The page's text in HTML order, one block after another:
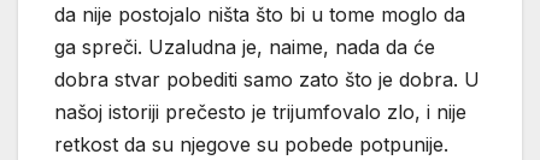
da nije postojalo ništa što bi u tome moglo da
ga spreči. Uzaludna je, naime, nada da će
dobra stvar pobediti samo zato što je dobra. U
našoj istoriji prečesto je trijumfovalo zlo, i nije
retkost da su njegove su pobede potpunije.